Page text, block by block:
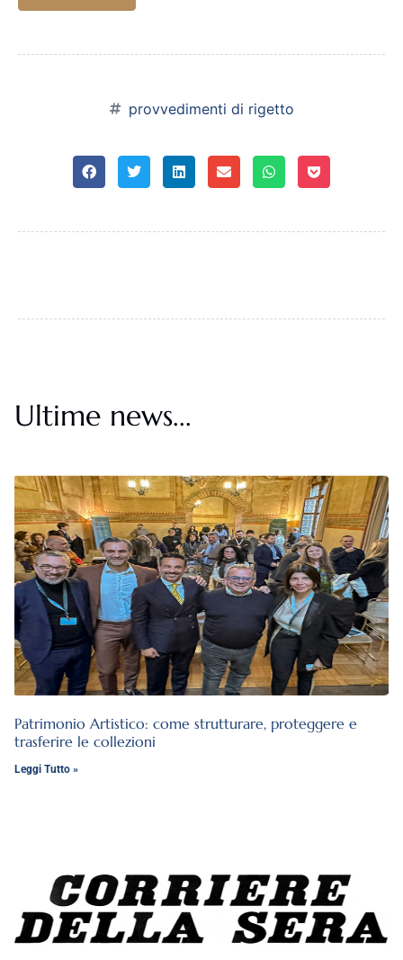
provvedimenti di rigetto
Ultime news...
Patrimonio Artistico: come strutturare, proteggere e
trasferire le collezioni
Leggi Tutto »